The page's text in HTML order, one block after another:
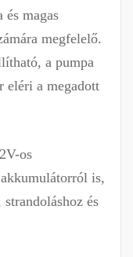
és magas
megfelelő.
a pumpa
eléri a megadott
os
is,
és